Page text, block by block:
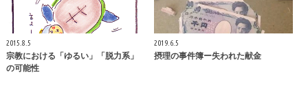
2015.8.5
宗教における「ゆるい」「脱力系」
の可能性
2019.6.5
摂理の事件簿ー失われた献金